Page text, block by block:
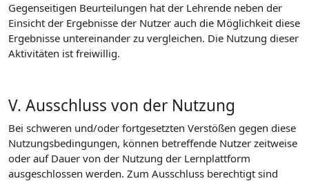
Gegenseitigen Beurteilungen hat der Lehrende neben der
Einsicht der Ergebnisse der Nutzer auch die Möglichkeit diese
Ergebnisse untereinander zu vergleichen. Die Nutzung dieser
Aktivitäten ist freiwillig.
V. Ausschluss von der Nutzung
Bei schweren und/oder fortgesetzten Verstößen gegen diese
Nutzungsbedingungen, können betreffende Nutzer zeitweise
oder auf Dauer von der Nutzung der Lernplattform
ausgeschlossen werden. Zum Ausschluss berechtigt sind